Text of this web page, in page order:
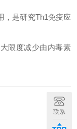
，是研究Th1免疫应
限度减少由内毒素
联系